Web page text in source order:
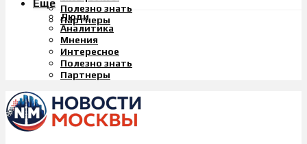
Полезно знать
Партнеры
Еще
Люди
Аналитика
Мнения
Интересное
Полезно знать
Партнеры